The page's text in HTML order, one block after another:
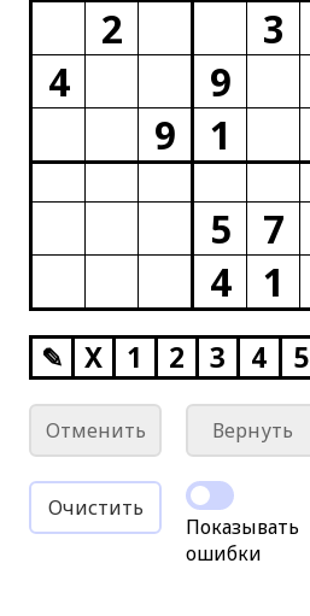
2
3
4
9
9
1
5
7
4
1
✎ X 1 2 3 4 5
Отменить Вернуть
Очистить
Показывать
ошибки